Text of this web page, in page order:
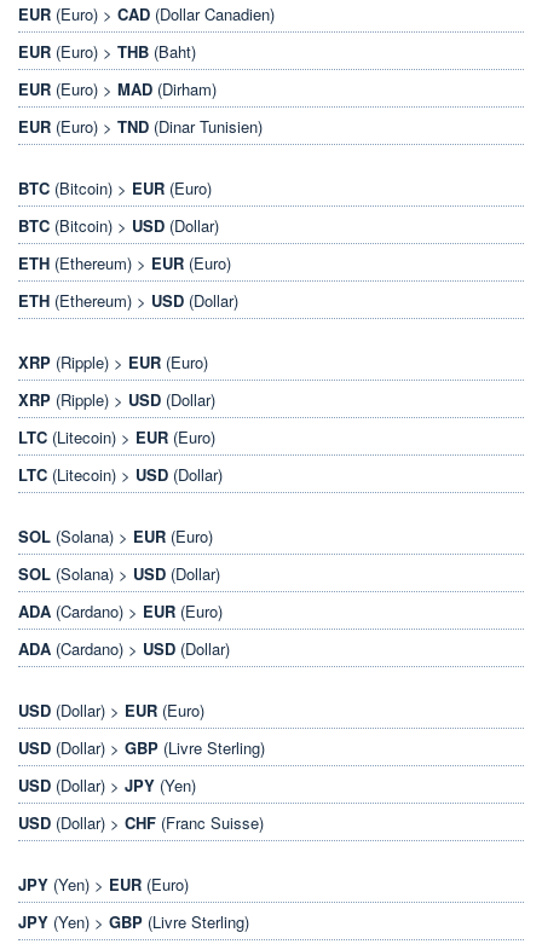
EUR (Euro) > CAD (Dollar Canadien)
EUR (Euro) > THB (Baht)
EUR (Euro) > MAD (Dirham)
EUR (Euro) > TND (Dinar Tunisien)
BTC (Bitcoin) > EUR (Euro)
BTC (Bitcoin) > USD (Dollar)
ETH (Ethereum) > EUR (Euro)
ETH (Ethereum) > USD (Dollar)
XRP (Ripple) > EUR (Euro)
XRP (Ripple) > USD (Dollar)
LTC (Litecoin) > EUR (Euro)
LTC (Litecoin) > USD (Dollar)
SOL (Solana) > EUR (Euro)
SOL (Solana) > USD (Dollar)
ADA (Cardano) > EUR (Euro)
ADA (Cardano) > USD (Dollar)
USD (Dollar) > EUR (Euro)
USD (Dollar) > GBP (Livre Sterling)
USD (Dollar) > JPY (Yen)
USD (Dollar) > CHF (Franc Suisse)
JPY (Yen) > EUR (Euro)
JPY (Yen) > GBP (Livre Sterling)